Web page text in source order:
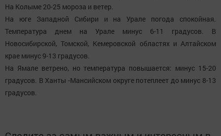
На Колыме 20-25 мороза и ветер.
На юге Западной Сибири и на Урале погода спокойная.
Температура днем на Урале минус 6-11 градусов. В
Новосибирской, Томской, Кемеровской областях и Алтайском
крае минус 9-13 градусов.
На Ямале ветрено, но температура повышается: минус 15-20
градусов. В Ханты -Мансийском округе потеплеет до минус 8-13
градусов.